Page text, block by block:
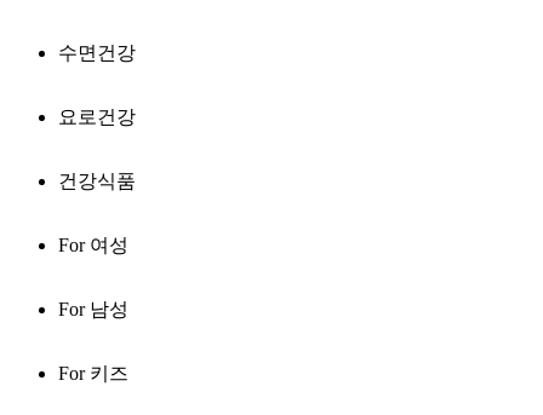
수면건강
요로건강
건강식품
For 여성
For 남성
For 키즈